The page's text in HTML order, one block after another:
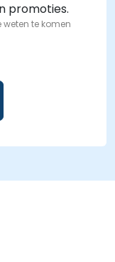
promoties.
weten te komen